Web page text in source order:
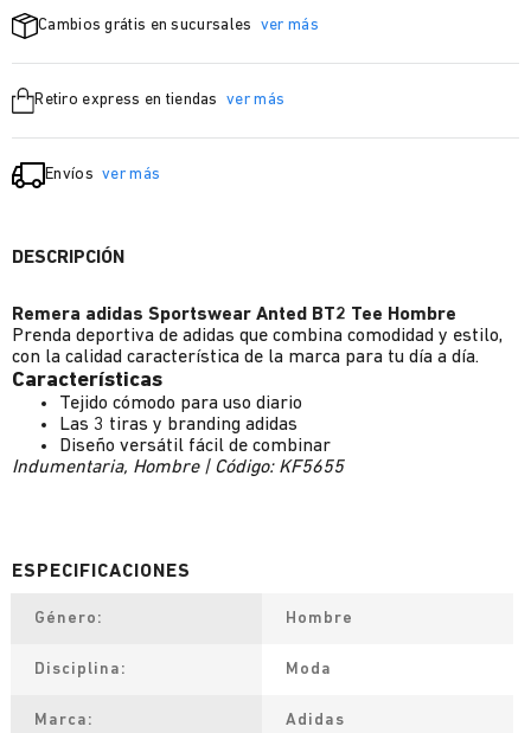
Cambios grátis en sucursales ver más
Retiro express en tiendas ver más
Envíos ver más
DESCRIPCIÓN
Remera adidas Sportswear Anted BT2 Tee Hombre
Prenda deportiva de adidas que combina comodidad y estilo,
con la calidad característica de la marca para tu día a día.
Características
Tejido cómodo para uso diario
Las 3 tiras y branding adidas
Diseño versátil fácil de combinar
Indumentaria, Hombre | Código: KF5655
Género Hombre
Disciplina Moda
Marca Adidas